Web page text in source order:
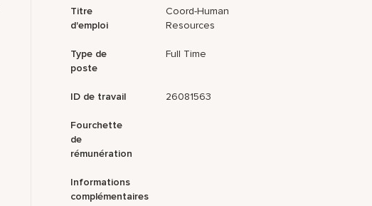
Titre
d'emploi
Coord-Human
Resources
Type de
poste
Full Time
ID de travail 26081563
Fourchette
de
rémunération
Informations
complémentaires